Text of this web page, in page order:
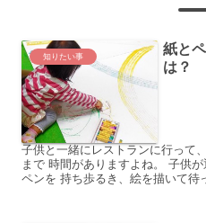
知りたい事
紙と
は？
子供と一緒にレストランに行って
まで 時間がありますよね。 子供
ペンを 持ち歩るき、絵を描いて待